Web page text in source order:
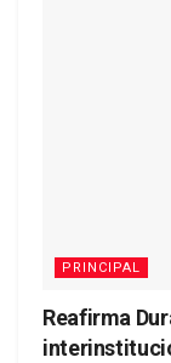
PRINCIPAL
Reafirma